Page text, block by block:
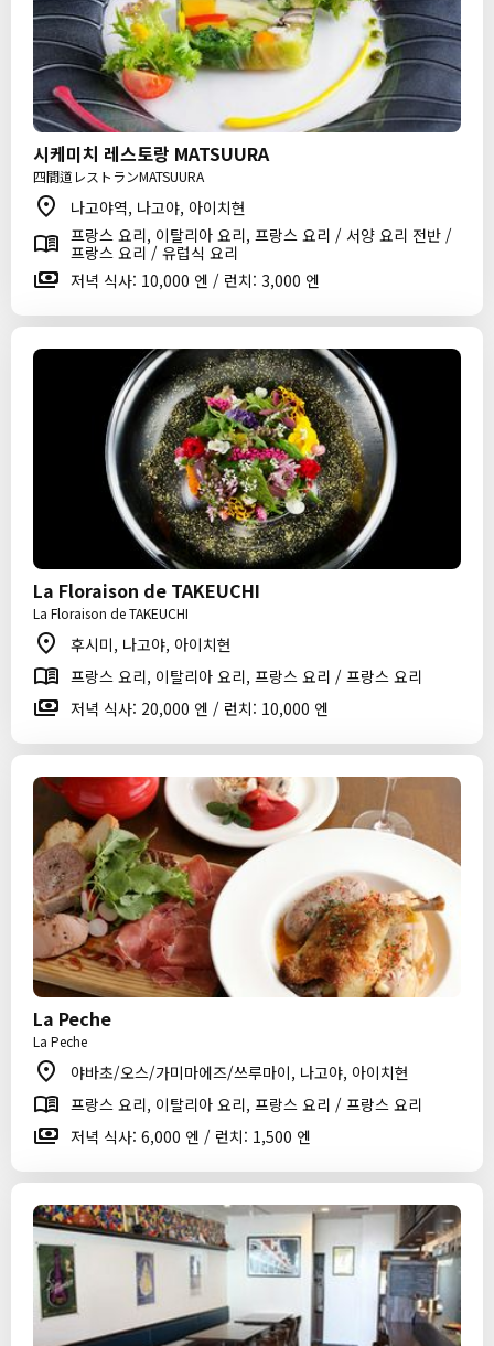
시케미치 레스토랑 MATSUURA
四間道レストランMATSUURA
나고야역, 나고야, 아이치현
프랑스 요리, 이탈리아 요리, 프랑스 요리 / 서양 요리 전반 /
프랑스 요리 / 유럽식 요리
저녁 식사: 10,000 엔 / 런치: 3,000 엔
La Floraison de TAKEUCHI
La Floraison de TAKEUCHI
후시미, 나고야, 아이치현
프랑스 요리, 이탈리아 요리, 프랑스 요리 / 프랑스 요리
저녁 식사: 20,000 엔 / 런치: 10,000 엔
La Peche
La Peche
야바초/오스/가미마에즈/쓰루마이, 나고야, 아이치현
프랑스 요리, 이탈리아 요리, 프랑스 요리 / 프랑스 요리
저녁 식사: 6,000 엔 / 런치: 1,500 엔